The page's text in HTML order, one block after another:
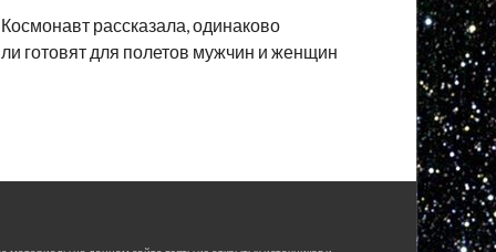
Космонавт рассказала, одинаково
ли готовят для полетов мужчин и женщин